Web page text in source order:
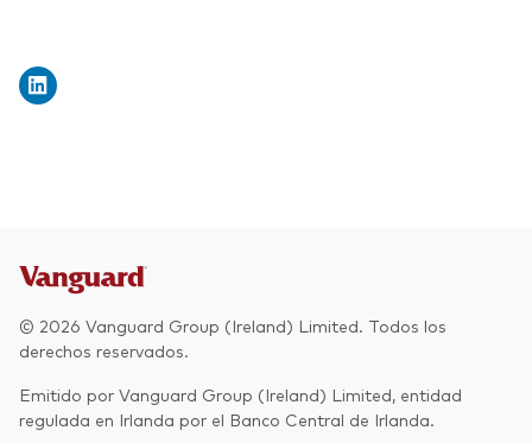
© 2026 Vanguard Group (Ireland) Limited. Todos los
derechos reservados.
Emitido por Vanguard Group (Ireland) Limited, entidad
regulada en Irlanda por el Banco Central de Irlanda.